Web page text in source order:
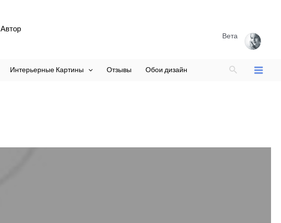
Автор
Вета
Интерьерные Картины Отзывы Обои дизайн Поиск